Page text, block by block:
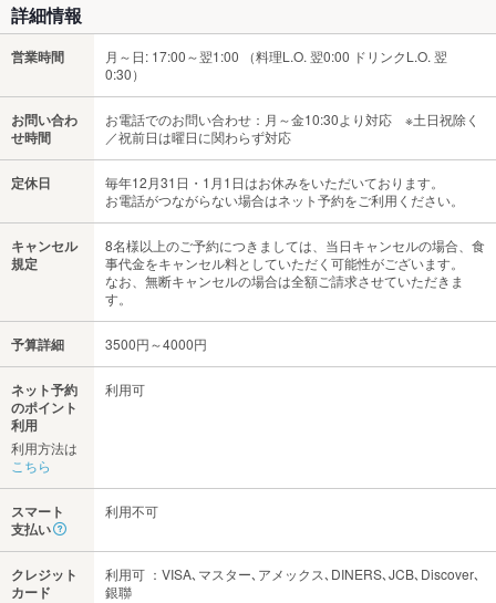
詳細情報
営業時間
月～日: 17:00～翌1:00 （料理L.O. 翌0:00 ドリンクL.O. 翌
0:30）
お問い合わ
せ時間
お電話でのお問い合わせ：月～金10:30より対応 ※土日祝除く
／祝前日は曜日に関わらず対応
定休日
毎年12月31日・1月1日はお休みをいただいております。
お電話がつながらない場合はネット予約をご利用ください。
キャンセル
規定
8名様以上のご予約につきましては、当日キャンセルの場合、食
事代金をキャンセル料としていただく可能性がございます。
なお、無断キャンセルの場合は全額ご請求させていただきま
す。
予算詳細 3500円～4000円
ネット予約
のポイント
利用
利用方法は
こちら
利用可
スマート
支払い
利用不可
クレジット
カード
利用可 ：VISA､マスター､アメックス､DINERS､JCB､Discover､
銀聯